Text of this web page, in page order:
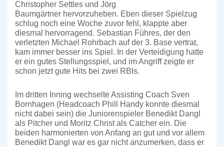
Christopher Settles und Jörg
Baumgärtner hervorzuheben. Eben dieser Spielzug
schlug noch eine Woche zuvor fehl, klappte aber
diesmal hervorragend. Sebastian Führes, der den
verletzten Michael Rohrbach auf der 3. Base vertrat,
kam immer besser ins Spiel. In der Verteidigung hatte
er ein gutes Stellungsspiel, und im Angriff zeigte er
schon jetzt gute Hits bei zwei RBIs.
Im dritten Inning wechselte Assisting Coach Sven
Bornhagen (Headcoach Phill Handy konnte diesmal
nicht dabei sein) die Juniorenspieler Benedikt Dangl
als Pitcher und Moritz Christ als Catcher ein. Die
beiden harmonierten von Anfang an gut und vor allem
Benedikt Dangl war es gar nicht anzumerken, dass er